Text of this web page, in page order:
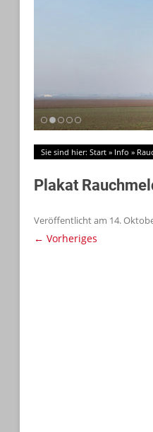
Sie sind hier: Start » Info »
Plakat
Veröffentlicht am 14.
← Vorheriges